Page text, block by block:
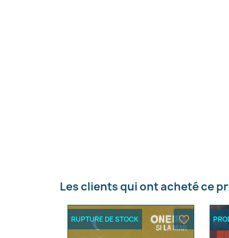
Les clients qui ont acheté ce
RUPTURE DE STOCK favorite_border